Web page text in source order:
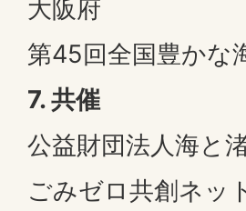
大阪府
第45回全国豊かな
7. 共催
公益財団法人海と
ごみゼロ共創ネッ